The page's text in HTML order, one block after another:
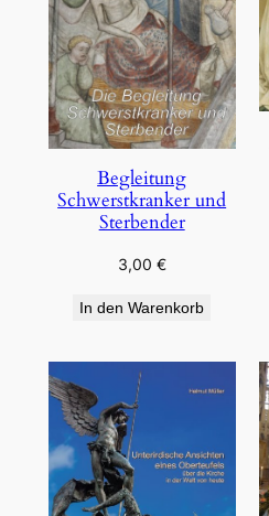
Begleitung
Schwerstkranker und
Sterbender
3,00 €
In den Warenkorb